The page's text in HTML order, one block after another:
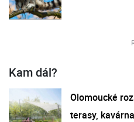
Kam dál?
Olomoucké
terasy,